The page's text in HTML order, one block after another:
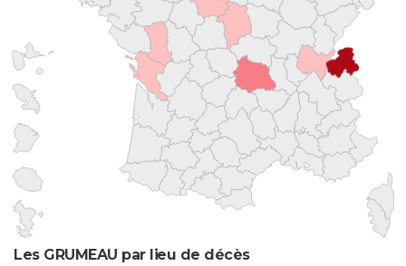
Les GRUMEAU par lieu de décès